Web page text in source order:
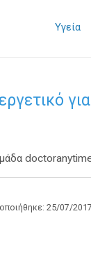
Υγεία
25/07/2017